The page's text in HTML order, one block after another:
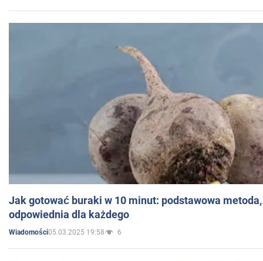
Jak gotować buraki w 10 minut: podstawowa
odpowiednia dla każdego
Wiadomości05.03.2025 19:58 6